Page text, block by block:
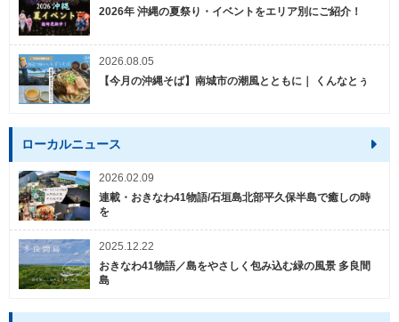
2026年 沖縄の夏祭り・イベントをエリア別にご紹介！
2026.08.05
【今月の沖縄そば】南城市の潮風とともに｜ くんなとぅ
ローカルニュース
2026.02.09
連載・おきなわ41物語/石垣島北部平久保半島で癒しの時
を
2025.12.22
おきなわ41物語／島をやさしく包み込む緑の風景 多良間
島